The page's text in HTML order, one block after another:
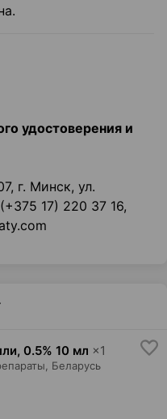
удостоверения и
г. Минск, ул.
17) 220 37 16,
, 0.5% 10 мл ×1
, Беларусь